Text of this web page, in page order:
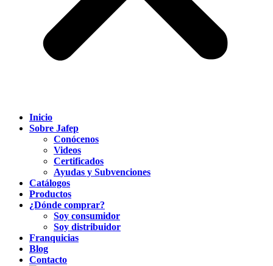
Inicio
Sobre Jafep
Conócenos
Videos
Certificados
Ayudas y Subvenciones
Catálogos
Productos
¿Dónde comprar?
Soy consumidor
Soy distribuidor
Franquicias
Blog
Contacto